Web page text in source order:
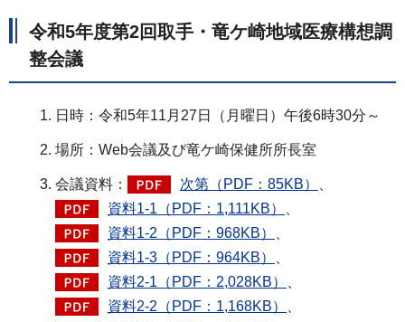
令和5年度第2回取手・竜ケ崎地域医療構想調
整会議
日時：令和5年11月27日（月曜日）午後6時30分～
場所：Web会議及び竜ケ崎保健所所長室
会議資料： 次第（PDF：85KB）
資料1-1（PDF：1,111KB）
資料1-2（PDF：968KB）
資料1-3（PDF：964KB）
資料2-1（PDF：2,028KB）
資料2-2（PDF：1,168KB）